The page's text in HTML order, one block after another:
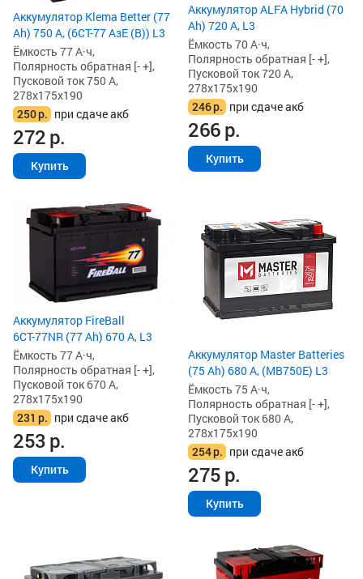
Аккумулятор Klema Better (77
Ah) 750 А, (6СТ-77 АзЕ (B)) L3
Ёмкость 77 А·ч,
Полярность обратная [- +],
Пусковой ток 750 А,
278x175x190
250р. при сдаче акб
272р.
Купить
Аккумулятор ALFA Hybrid (70
Ah) 720 А, L3
Ёмкость 70 А·ч,
Полярность обратная [- +],
Пусковой ток 720 А,
278x175x190
246р. при сдаче акб
266р.
Купить
Аккумулятор FireBall
6СТ-77NR (77 Ah) 670 А, L3
Ёмкость 77 А·ч,
Полярность обратная [- +],
Пусковой ток 670 А,
278x175x190
231 р. при сдаче акб
253р.
Купить
Аккумулятор Master Batteries
(75 Ah) 680 А, (MB750E) L3
Ёмкость 75 А·ч,
Полярность обратная [- +],
Пусковой ток 680 А,
278x175x190
254р. при сдаче акб
275р.
Купить